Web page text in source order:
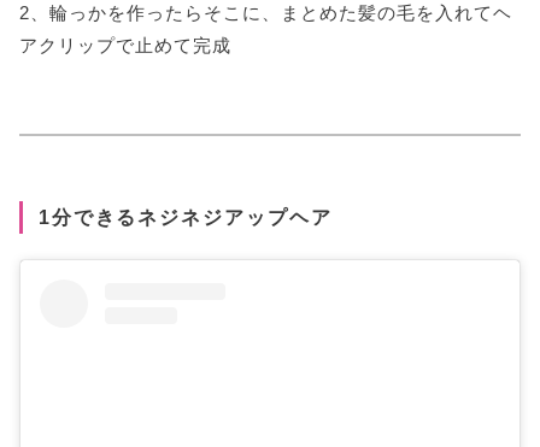
2、輪っかを作ったらそこに、まとめた髪の毛を入れてヘ
アクリップで止めて完成
1分できるネジネジアップヘア